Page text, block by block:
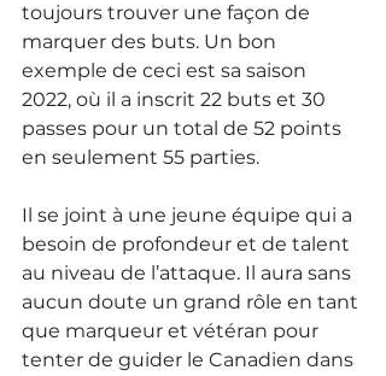
toujours trouver une façon de
marquer des buts. Un bon
exemple de ceci est sa saison
2022, où il a inscrit 22 buts et 30
passes pour un total de 52 points
en seulement 55 parties.
Il se joint à une jeune équipe qui a
besoin de profondeur et de talent
au niveau de l’attaque. Il aura sans
aucun doute un grand rôle en tant
que marqueur et vétéran pour
tenter de guider le Canadien dans